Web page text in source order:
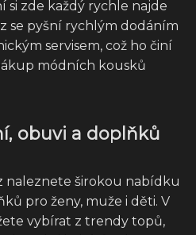
si zde každý rychle najde
se pyšní rychlým dodáním
servisem, což ho činí
módních kousků
obuvi a doplňků
naleznete širokou nabídku
pro ženy, muže i děti. V
vybírat z trendy topů,